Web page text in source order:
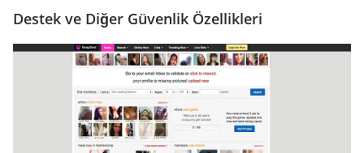
Destek ve Diğer Güvenlik Özellikleri